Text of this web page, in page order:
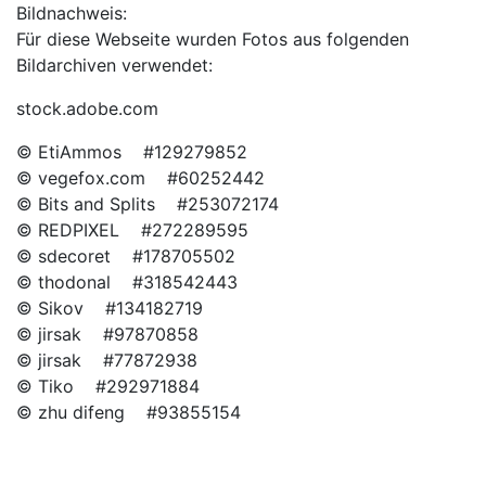
Bildnachweis:
Für diese Webseite wurden Fotos aus folgenden
Bildarchiven verwendet:
stock.adobe.com
© EtiAmmos #129279852
© vegefox.com #60252442
© Bits and Splits #253072174
© REDPIXEL #272289595
© sdecoret #178705502
© thodonal #318542443
© Sikov #134182719
© jirsak #97870858
© jirsak #77872938
© Tiko #292971884
© zhu difeng #93855154